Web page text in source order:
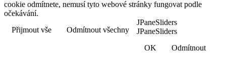
cookie odmítnete, nemusí tyto webové stránky fungovat podle
očekávání.
Přijmout vše
Odmítnout všechny
JPaneSliders
JPaneSliders
OK
Odmítnout